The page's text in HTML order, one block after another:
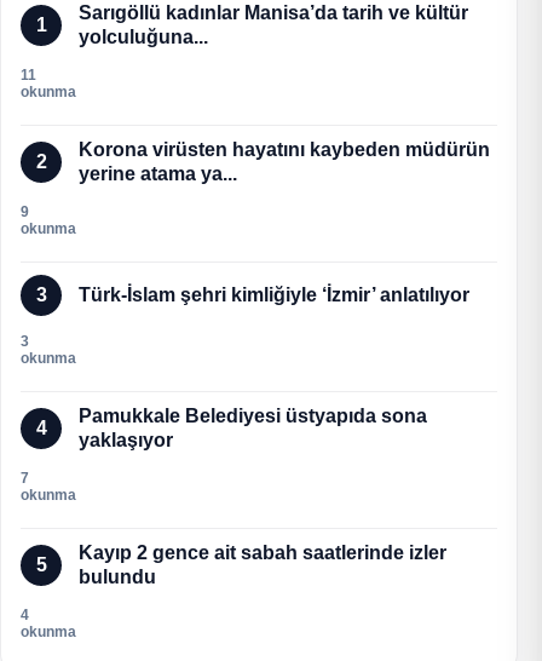
1
Sarıgöllü kadınlar Manisa’da tarih ve kültür
yolculuğuna...
11
okunma
2
Korona virüsten hayatını kaybeden müdürün
yerine atama ya...
9
okunma
3 Türk-İslam şehri kimliğiyle ‘İzmir’ anlatılıyor
3
okunma
4
Pamukkale Belediyesi üstyapıda sona
yaklaşıyor
7
okunma
5
Kayıp 2 gence ait sabah saatlerinde izler
bulundu
4
okunma